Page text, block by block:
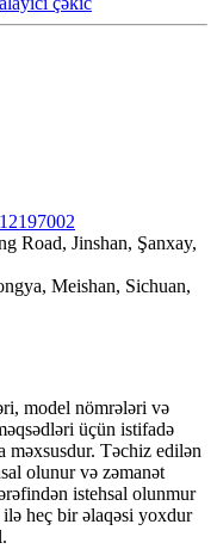
Road, Jinshan, Şanxay,
Meishan, Sichuan,
model nömrələri və
üçün istifadə
məxsusdur. Təchiz edilən
olunur və zəmanət
istehsal olunmur
heç bir əlaqəsi yoxdur